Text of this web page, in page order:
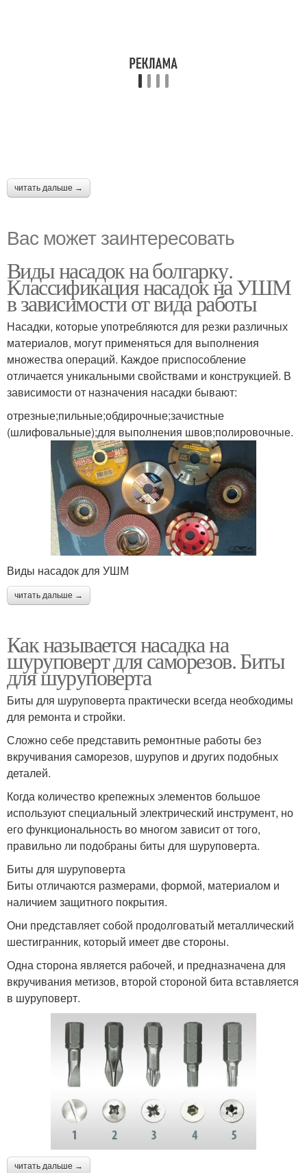
читать дальше →
Вас может заинтересовать
Виды насадок на болгарку.
Классификация насадок на УШМ
в зависимости от вида работы
Насадки, которые употребляются для резки различных
материалов, могут применяться для выполнения
множества операций. Каждое приспособление
отличается уникальными свойствами и конструкцией. В
зависимости от назначения насадки бывают:
отрезные;пильные;обдирочные;зачистные
(шлифовальные);для выполнения швов;полировочные.
Виды насадок для УШМ
читать дальше →
Как называется насадка на
шуруповерт для саморезов. Биты
для шуруповерта
Биты для шуруповерта практически всегда необходимы
для ремонта и стройки.
Сложно себе представить ремонтные работы без
вкручивания саморезов, шурупов и других подобных
деталей.
Когда количество крепежных элементов большое
используют специальный электрический инструмент, но
его функциональность во многом зависит от того,
правильно ли подобраны биты для шуруповерта.
Биты для шуруповерта
Биты отличаются размерами, формой, материалом и
наличием защитного покрытия.
Они представляет собой продолговатый металлический
шестигранник, который имеет две стороны.
Одна сторона является рабочей, и предназначена для
вкручивания метизов, второй стороной бита вставляется
в шуруповерт.
читать дальше →